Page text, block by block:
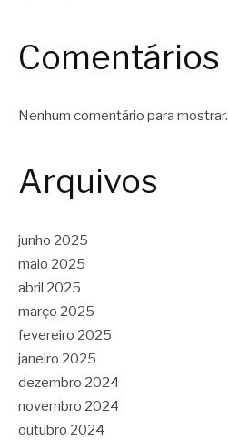
Comentários
Nenhum comentário para mostrar.
Arquivos
junho 2025
maio 2025
abril 2025
março 2025
fevereiro 2025
janeiro 2025
dezembro 2024
novembro 2024
outubro 2024